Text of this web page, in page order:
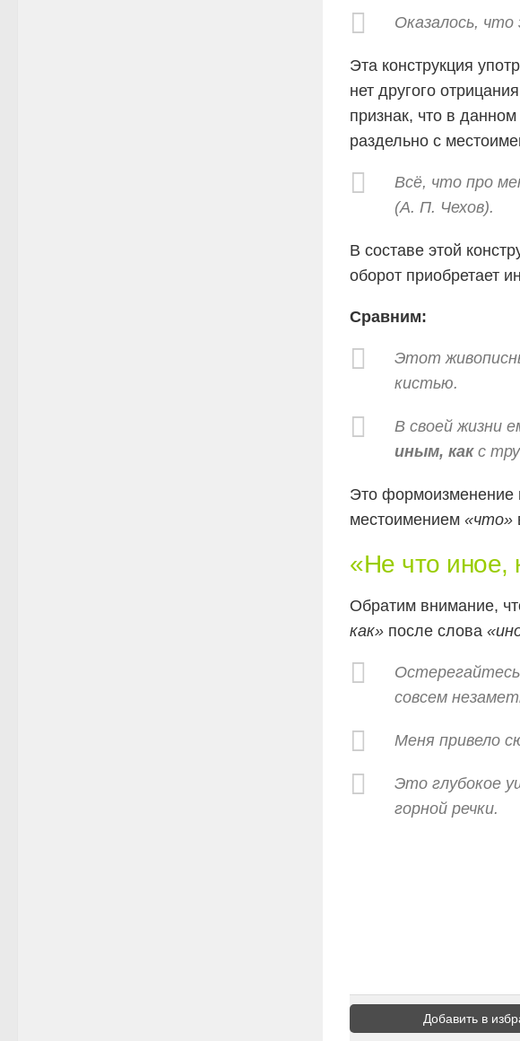
Оказалось,
Эта конструкция
нет другого
признак, что в
раздельно с
Всё, что про
(А. П. Чехов).
В составе этой
оборот приобретает
Сравним:
Этот
кистью.
В своей жизни
иным, какс
Это формоизменение
местоимением «что»
«Не что иное,
Обратим внимание,
как» после слова
совсем
Меня привело
Это глубокое
горной речки.
Добавить в